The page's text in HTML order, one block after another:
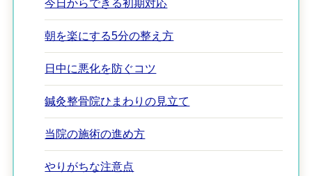
今日からできる初期対応
朝を楽にする5分の整え方
日中に悪化を防ぐコツ
鍼灸整骨院ひまわりの見立て
当院の施術の進め方
やりがちな注意点